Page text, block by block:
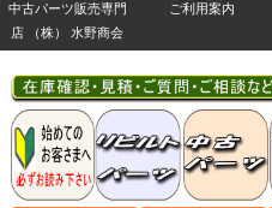
中古パーツ販売専門
店 （株） 水野商会
ご利用案内